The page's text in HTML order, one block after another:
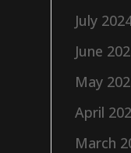
July
June
May
April
March